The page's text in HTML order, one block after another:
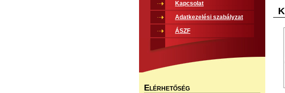
K
Kapcsolat
Adatkezelési szabályzat
ÁSZF
ELÉRHETŐSÉG